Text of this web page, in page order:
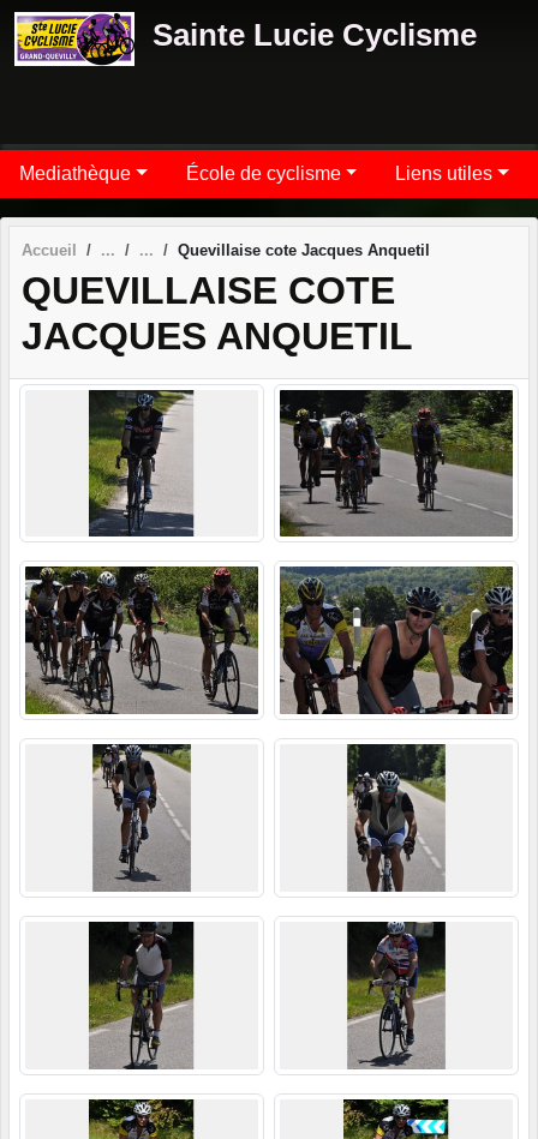
Sainte Lucie Cyclisme
Mediathèque École de cyclisme Liens utiles
Accueil Quevillaise cote Jacques Anquetil
QUEVILLAISE COTE
JACQUES ANQUETIL
Panneau de gestion des cookies